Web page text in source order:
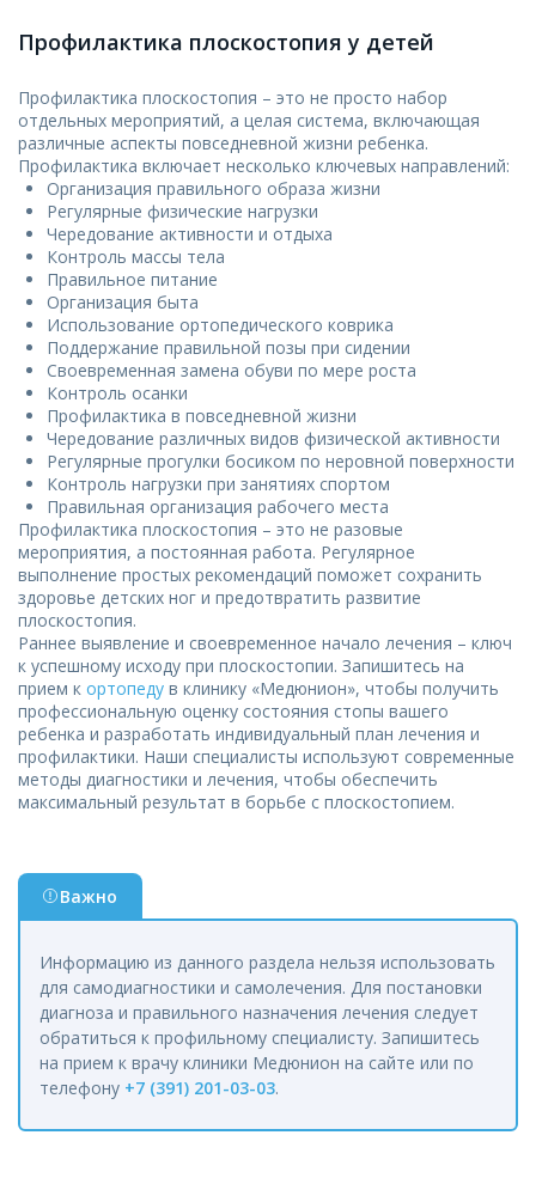
Профилактика плоскостопия у детей
Профилактика плоскостопия – это не просто набор
отдельных мероприятий, а целая система, включающая
различные аспекты повседневной жизни ребенка.
Профилактика включает несколько ключевых направлений:
Организация правильного образа жизни
Регулярные физические нагрузки
Чередование активности и отдыха
Контроль массы тела
Правильное питание
Организация быта
Использование ортопедического коврика
Поддержание правильной позы при сидении
Своевременная замена обуви по мере роста
Контроль осанки
Профилактика в повседневной жизни
Чередование различных видов физической активности
Регулярные прогулки босиком по неровной поверхности
Контроль нагрузки при занятиях спортом
Правильная организация рабочего места
Профилактика плоскостопия – это не разовые
мероприятия, а постоянная работа. Регулярное
выполнение простых рекомендаций поможет сохранить
здоровье детских ног и предотвратить развитие
плоскостопия.
Раннее выявление и своевременное начало лечения – ключ
к успешному исходу при плоскостопии. Запишитесь на
прием к ортопеду в клинику «Медюнион», чтобы получить
профессиональную оценку состояния стопы вашего
ребенка и разработать индивидуальный план лечения и
профилактики. Наши специалисты используют современные
методы диагностики и лечения, чтобы обеспечить
максимальный результат в борьбе с плоскостопием.
Важно
Информацию из данного раздела нельзя использовать
для самодиагностики и самолечения. Для постановки
диагноза и правильного назначения лечения следует
обратиться к профильному специалисту. Запишитесь
на прием к врачу клиники Медюнион на сайте или по
телефону +7 (391) 201-03-03.